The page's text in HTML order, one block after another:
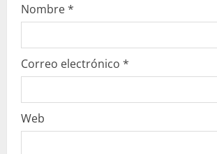
Nombre*
Correo electrónico *
Web